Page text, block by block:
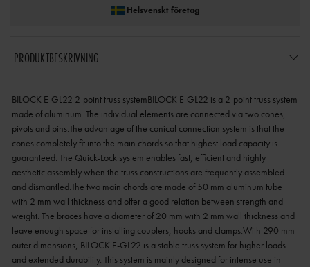
Helsvenskt företag
PRODUKTBESKRIVNING
BILOCK E-GL22 2-point truss systemBILOCK E-GL22 is a 2-point truss system
made of aluminum. The individual elements are connected via two cones,
pivots and pins.The advantage of the conical connection system is that the
cones completely fit into the main chords so that highest load capacity is
guaranteed. The Quick-Lock system enables fast, efficient and highly
aesthetic assembly when the truss constructions are frequently assembled
and dismantled.The two main chords are made of 50 mm aluminum tube
with 2 mm wall thickness and offer a good relation between strength and
weight. The braces have a diameter of 20 mm with 2 mm wall thickness and
leave enough space for installing couplers, hooks and clamps.With 290 mm
outer dimensions, BILOCK E-GL22 is a stable truss system for higher loads
and extended durability. This system is mainly designed for intense use in